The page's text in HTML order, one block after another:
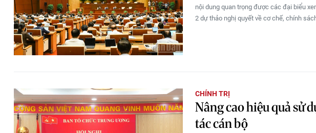
nội dung quan trọng được các đại biểu
2 dự thảo nghị quyết về cơ chế, chính
CHÍNH TRỊ
Nâng cao hiệu quả sử
tác cán bộ